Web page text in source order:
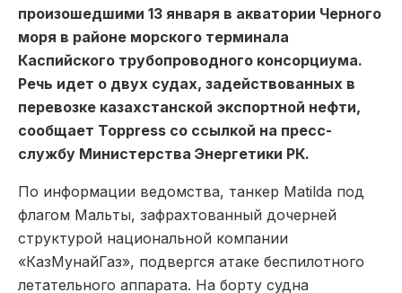
произошедшими 13 января в акватории Черного
моря в районе морского терминала
Каспийского трубопроводного консорциума.
Речь идет о двух судах, задействованных в
перевозке казахстанской экспортной нефти,
сообщает Toppress со ссылкой на пресс-
службу Министерства Энергетики РК.
По информации ведомства, танкер Matilda под
флагом Мальты, зафрахтованный дочерней
структурой национальной компании
«КазМунайГаз», подвергся атаке беспилотного
летательного аппарата. На борту судна